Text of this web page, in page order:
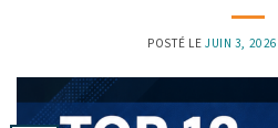
POSTÉ LEJUIN 3, 2026